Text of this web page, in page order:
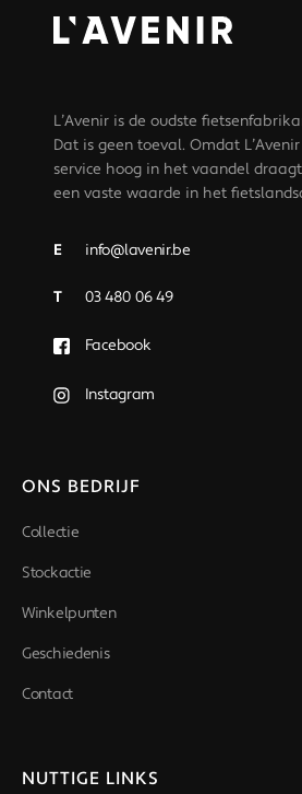
L’Avenir is de oudste
Dat is geen toeval. Omdat
service hoog in het vaandel
een vaste waarde in het
E info@lavenir.be
T 03 480 06 49
Facebook
Instagram
ONS BEDRIJF
Collectie
Stockactie
Winkelpunten
Geschiedenis
Contact
NUTTIGE LINKS